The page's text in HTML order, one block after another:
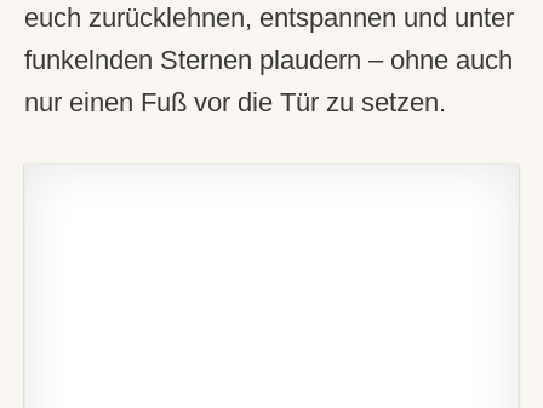
euch zurücklehnen, entspannen und unter
funkelnden Sternen plaudern – ohne auch
nur einen Fuß vor die Tür zu setzen.